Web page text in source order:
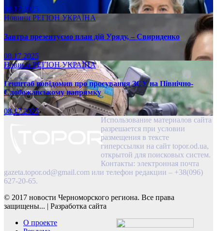
08.17.2025
Новини РЕГІОН УКРАЇНА
Завтра презентуємо план дій Уряду, – Свириденко
08.17.2025
НовиниРЕГІОНУКРАЇНА
Генштаб повідомив про просування ЗСУ на Північно-
Слобожанському напрямку
08.17.2025
Использование материалов сайта
разрешается при условии
размещения в тексте
гиперссылки на сайт topor.od.ua,
открытой для поисковых систем.
Контакты: электронная почта
gazeta.topor.od@gmail.com или телефон редакции – +38(096)
627-20-65.
© 2017 новости Черноморского региона. Все права
защищены... | Разработка сайта
О проекте